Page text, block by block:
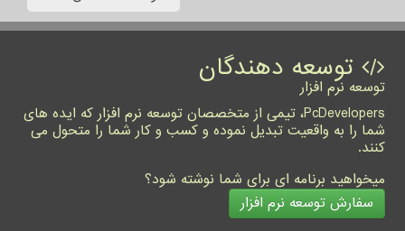
توسعه دهندگان
توسعه نرم افزار
PcDevelopers، تیمی از متخصصان توسعه نرم افزار که ایده های
شما را به واقعیت تبدیل نموده و کسب و کار شما را متحول می
کنند.
میخواهید برنامه ای برای شما نوشته شود؟
سفارش توسعه نرم افزار